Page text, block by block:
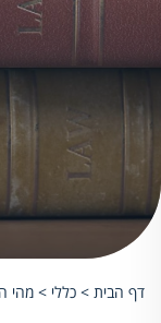
דף הבית > כללי > מהי